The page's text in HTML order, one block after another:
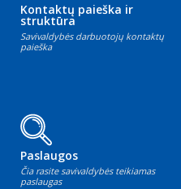
Kontaktų paieška ir
struktūra
Savivaldybės darbuotojų kontaktų
paieška
Paslaugos
Čia rasite savivaldybės teikiamas
paslaugas